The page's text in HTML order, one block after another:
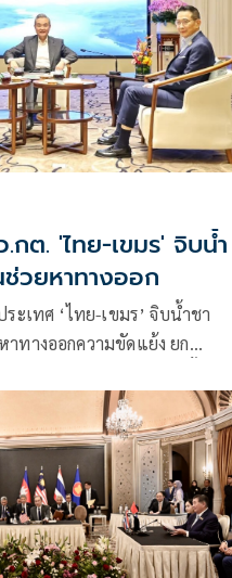
ต. 'ไทย-เขมร' จิบน้ำ
วยหาทางออก
ะเทศ ‘ไทย-เขมร’ จิบน้ำชา
าทางออกความขัดแย้ง ยก
จากภายนอก’